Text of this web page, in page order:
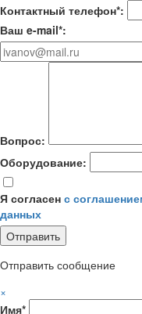
Контактный телефон*:
Ваш e-mail*:
Вопрос:
Оборудование:
Я согласен с
данных
Отправить сообщение
×
Имя*